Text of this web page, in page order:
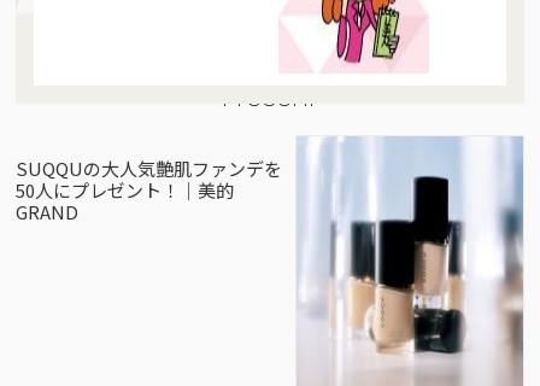
Present
SUQQUの大人気艶肌ファンデを
50人にプレゼント！｜美的
GRAND